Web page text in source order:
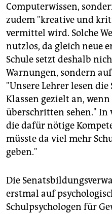
Computerwissen,
zudem "kreative und
vermittel wird. Solche
nutzlos, da gleich neue
Schule setzt deshalb
Warnungen, sondern
"Unsere Lehrer lesen
Klassen gezielt an, wenn
überschritten sehen." In
die dafür nötige
müsste da viel mehr
geben."
Die
erstmal auf
Schulpsychologen für